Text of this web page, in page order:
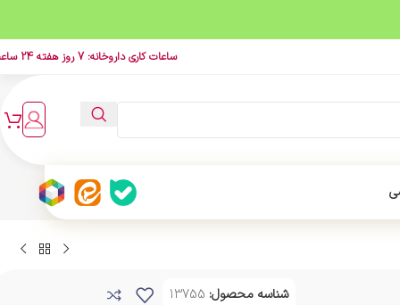
ساعات کاری داروخانه: 7 روز هفته 24 ساعت
شناسه محصول: 13755